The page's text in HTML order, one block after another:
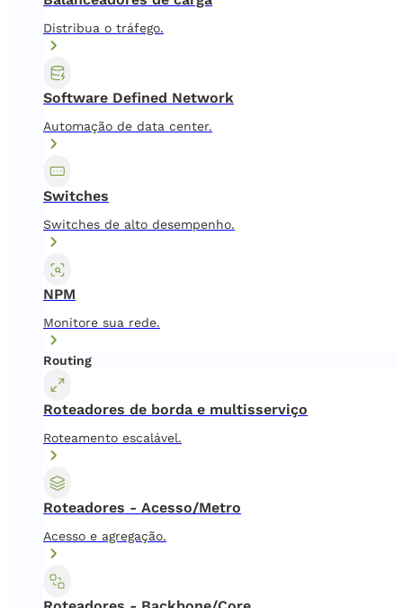
Distribua o tráfego.
Software Defined Network
Automação de data center.
Switches
Switches de alto desempenho.
NPM
Monitore sua rede.
Routing
Roteadores de borda e multisserviço
Roteamento escalável.
Roteadores - Acesso/Metro
Acesso e agregação.